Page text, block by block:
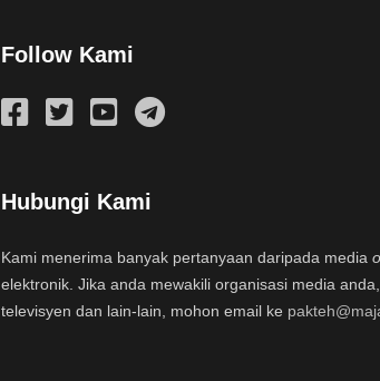
Follow Kami
Hubungi Kami
Kami menerima banyak pertanyaan daripada media
elektronik. Jika anda mewakili organisasi media
televisyen dan lain-lain, mohon email ke